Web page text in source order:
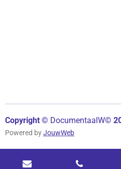
Copyright © DocumentaalW©
Powered byJouwWeb